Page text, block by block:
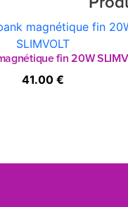
fin 20W
41.00 €